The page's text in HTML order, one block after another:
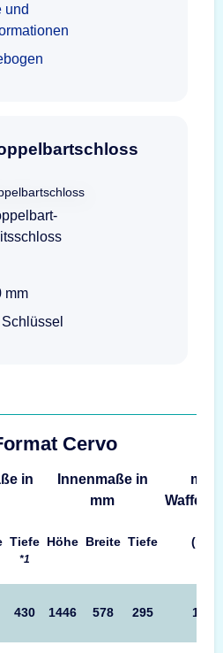
und
mm
Cervo
in
Innenmaße in
mm
max.
Tiefe
*1
Höhe Breite Tiefe (mm)
430 1446 578 295 1246